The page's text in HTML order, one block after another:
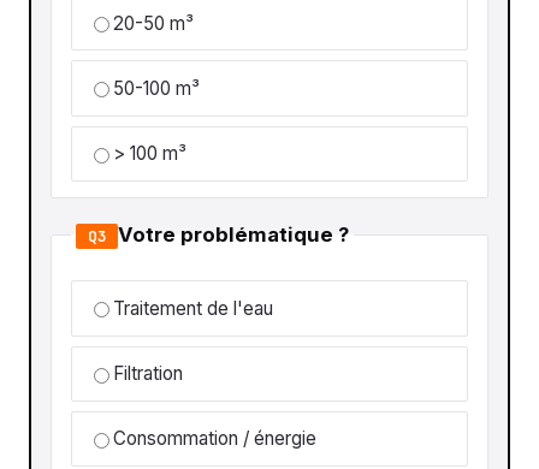
20-50 m³
50-100 m³
> 100 m³
Q3 Votre problématique ?
Traitement de l'eau
Filtration
Consommation / énergie